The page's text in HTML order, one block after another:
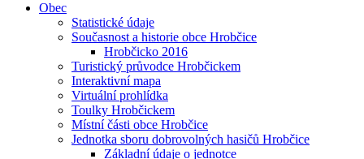
Obec
Statistické údaje
Současnost a historie obce Hrobčice
Hrobčicko 2016
Turistický průvodce Hrobčickem
Interaktivní mapa
Virtuální prohlídka
Toulky Hrobčickem
Místní části obce Hrobčice
Jednotka sboru dobrovolných hasičů Hrobčice
Základní údaje o jednotce